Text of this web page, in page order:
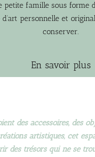
petite famille sous forme
personnelle et
conserver.
En savoir plus
des accessoires, des
artistiques, cet
des trésors qui ne se